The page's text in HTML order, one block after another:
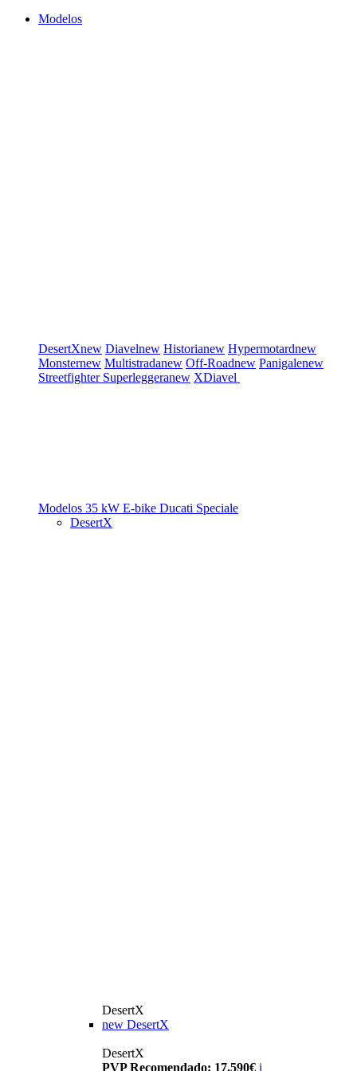
Modelos
DesertXnew Diavelnew Historianew Hypermotardnew
Monsternew Multistradanew Off-Roadnew Panigalenew
Streetfighter Superleggeranew XDiavel
Modelos 35 kW E-bike Ducati Speciale
DesertX
DesertX
new DesertX
DesertX
PVP Recomendado: 17.590€ i